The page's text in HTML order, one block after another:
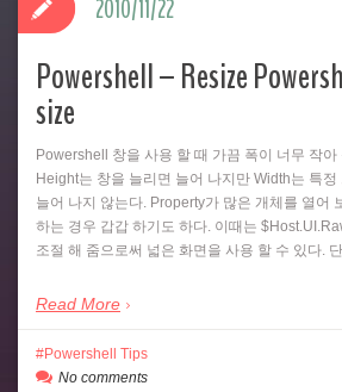
Powershell – Resize
size
Powershell 창을 사용 할 때 가끔 폭이 너무 작아
Height는 창을 늘리면 늘어 나지만 Width는 특정
늘어 나지 않는다. Property가 많은 개체를 열어
하는 경우 갑갑 하기도 하다. 이때는
조절 해 줌으로써 넓은 화면을 사용 할 수 있다.
Read More
2010/11/22
Powershell Tips
No comments